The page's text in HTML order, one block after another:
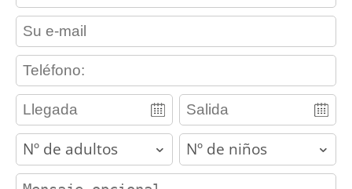
contact_email
contact_phone
adults children
contact_message